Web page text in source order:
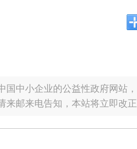
国中小企业的公益性政府网站
来邮来电告知，本站将立即改